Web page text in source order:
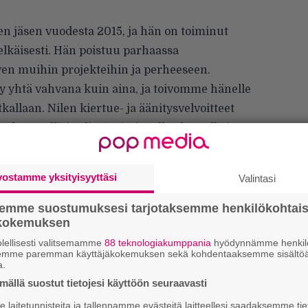
jäsen vuodesta 2015, ja hän on toiminut
Hän poistuu parhaassa
muihin projekteihin ja perheeseen.
yhtä vahvana kuin aina, ja toivomme hänelle
Nilen kiertue- ja äänitysvelvoitteet
aitoina ja brutaaleina kuin aina!”
yksityisyyttäsi Valintasi
suostumuksesi tarjotaksemme
valitsemamme 88 teknologiakumppania hyödynnämme
paremman käyttäjäkokemuksen sekä kohdentaaksemme
suostut tietojesi käyttöön seuraavasti
laitetunnisteita ja tallennamme evästeitä laitteellesi saadaksemme